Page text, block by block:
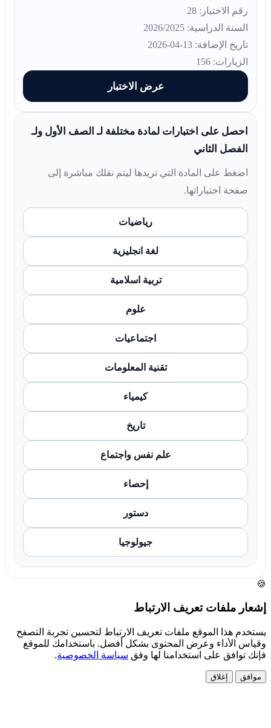
رقم الاختبار: 28
السنة الدراسية: 2026/2025
تاريخ الإضافة: 13-04-2026
الزيارات: 156
عرض الاختبار
احصل على اختبارات لمادة مختلفة لـ الصف الأول ولـ
الفصل الثاني
اضغط على المادة التي تريدها ليتم نقلك مباشرة إلى
صفحة اختباراتها.
رياضيات
لغة انجليزية
تربية اسلامية
علوم
اجتماعيات
تقنية المعلومات
كيمياء
تاريخ
علم نفس واجتماع
إحصاء
دستور
جيولوجيا
🍪
إشعار ملفات تعريف الارتباط
يستخدم هذا الموقع ملفات تعريف الارتباط لتحسين تجربة التصفح
وقياس الأداء وعرض المحتوى بشكل أفضل. باستخدامك للموقع
فإنك توافق على استخدامنا لها وفق سياسة الخصوصية.
موافق إغلاق